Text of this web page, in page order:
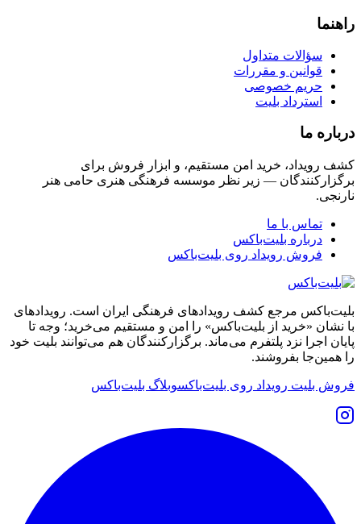
راهنما
سؤالات متداول
قوانین و مقررات
حریم خصوصی
استرداد بلیت
درباره ما
کشف رویداد، خرید امن مستقیم، و ابزار فروش برای
برگزارکنندگان — زیر نظر موسسه فرهنگی هنری حامی هنر
نارنجی.
تماس با ما
درباره بلیت‌باکس
فروش رویداد روی بلیت‌باکس
بلیت‌باکس مرجع کشف رویدادهای فرهنگی ایران است. رویدادهای
با نشان «خرید از بلیت‌باکس» را امن و مستقیم می‌خرید؛ وجه تا
پایان اجرا نزد پلتفرم می‌ماند. برگزارکنندگان هم می‌توانند بلیت خود
را همین‌جا بفروشند.
فروش بلیت رویداد روی بلیت‌باکسوبلاگ بلیت‌باکس